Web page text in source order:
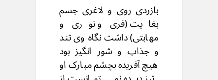
بازردی روی و لاغری جسم
بغایت (فری و نوری و
مهابتی) داشت نگاه وی تند
و جذاب و شور انگیز بود
هیچ آفریده بچشم مبارک او